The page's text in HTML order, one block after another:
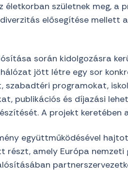
életkorban születnek meg,
elősegítése
során kidolgozásra
jött létre egy sor
szabadtéri programokat,
publikációs és díjazási
A projekt keretében
együttműködésével
részt, amely Európa